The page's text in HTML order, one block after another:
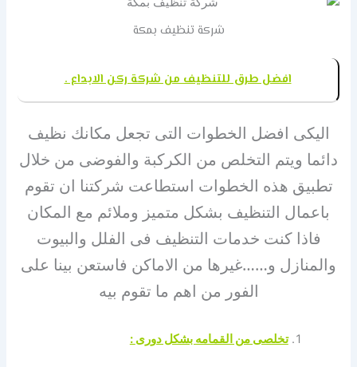
شركة تنظيف بمكة
افضل طرق للتنظيف من شركة ركن الابداع .
اليكى افضل الخطوات التى تجعل مكانك نظيف
دائما ويتم التخلص من الكركبة والفوضى من خلال
تطبيق هذه الخطوات استطاعت شركتنا ان تقوم
باعمال التنظيف بشكل متميز وملائم مع المكان
فاذا كنت خدمات التنظيف فى الفلل والبيوت
والمنازل و……غيرها من الاماكن فاستعن بينا على
الفور من اهم ما تقوم بيه
تخلصى من القمامه بشكل دورى :